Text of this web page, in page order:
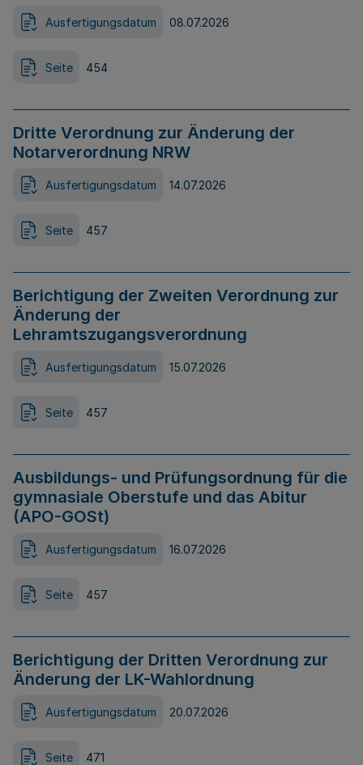
Ausfertigungsdatum 08.07.2026
Seite 454
Dritte Verordnung zur Änderung der
Notarverordnung NRW
Ausfertigungsdatum 14.07.2026
Seite 457
Berichtigung der Zweiten Verordnung zur
Änderung der
Lehramtszugangsverordnung
Ausfertigungsdatum 15.07.2026
Seite 457
Ausbildungs- und Prüfungsordnung für die
gymnasiale Oberstufe und das Abitur
(APO-GOSt)
Ausfertigungsdatum 16.07.2026
Seite 457
Berichtigung der Dritten Verordnung zur
Änderung der LK-Wahlordnung
Ausfertigungsdatum 20.07.2026
Seite 471